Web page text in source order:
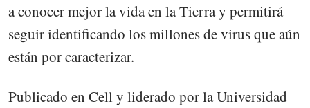
a conocer mejor la vida en la Tierra y permitirá
seguir identificando los millones de virus que aún
están por caracterizar.
Publicado en Cell y liderado por la Universidad